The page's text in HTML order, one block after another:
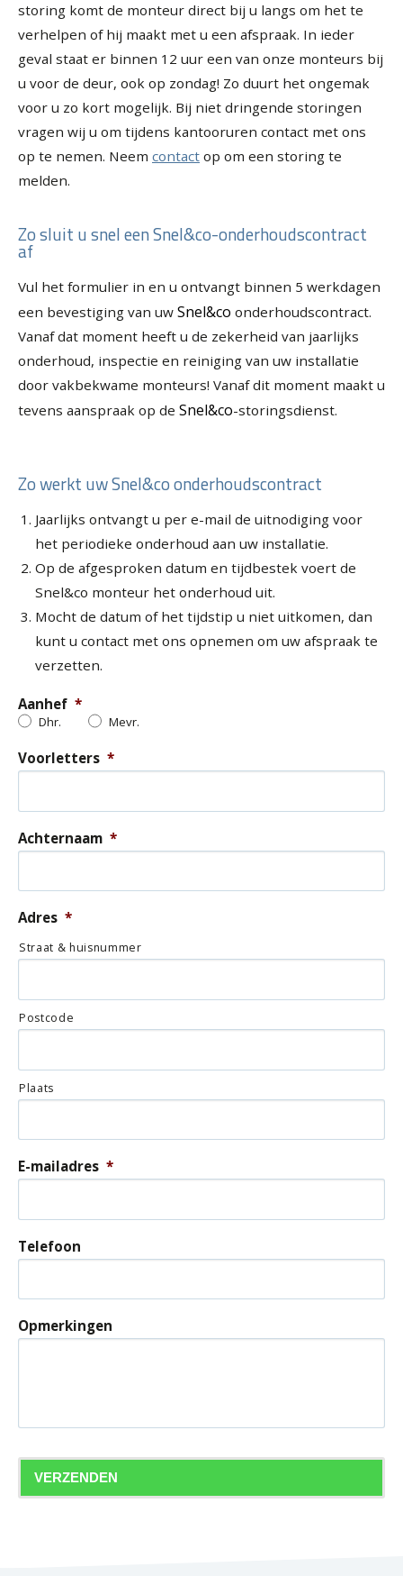
storing komt de monteur direct bij u langs om het te
verhelpen of hij maakt met u een afspraak. In ieder
geval staat er binnen 12 uur een van onze monteurs bij
u voor de deur, ook op zondag! Zo duurt het ongemak
voor u zo kort mogelijk. Bij niet dringende storingen
vragen wij u om tijdens kantooruren contact met ons
op te nemen. Neem contact op om een storing te
melden.
Zo sluit u snel een Snel&co-onderhoudscontract
af
Vul het formulier in en u ontvangt binnen 5 werkdagen
een bevestiging van uw Snel&co onderhoudscontract.
Vanaf dat moment heeft u de zekerheid van jaarlijks
onderhoud, inspectie en reiniging van uw installatie
door vakbekwame monteurs! Vanaf dit moment maakt u
tevens aanspraak op de Snel&co-storingsdienst.
Zo werkt uw Snel&co onderhoudscontract
Jaarlijks ontvangt u per e-mail de uitnodiging voor
het periodieke onderhoud aan uw installatie.
Op de afgesproken datum en tijdbestek voert de
Snel&co monteur het onderhoud uit.
Mocht de datum of het tijdstip u niet uitkomen, dan
kunt u contact met ons opnemen om uw afspraak te
verzetten.
Aanhef *
Dhr. Mevr.
Voorletters *
Achternaam *
Adres *
Straat & huisnummer
Postcode
Plaats
E-mailadres *
Telefoon
Opmerkingen